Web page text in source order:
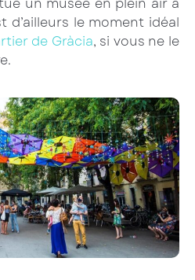
un musée en plein air à
d’ailleurs le moment idéal
de Gràcia, si vous ne le